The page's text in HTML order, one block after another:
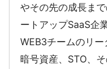
やその先の成長ま
ートアップSaaS企
WEB3チームのリ
暗号資産、STO、